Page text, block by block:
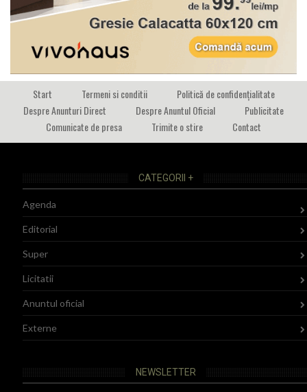
Start Termeni si conditii
Politică de confidențialitate
Despre Anunturi Direct
Despre Anuntul Oficial
Publicitate
Comunicate de presa
Trimite o stire Contact
CATEGORII +
Agenda
Editorial
Super
Licitatii
Anuntul oficial
Externe
NEWSLETTER